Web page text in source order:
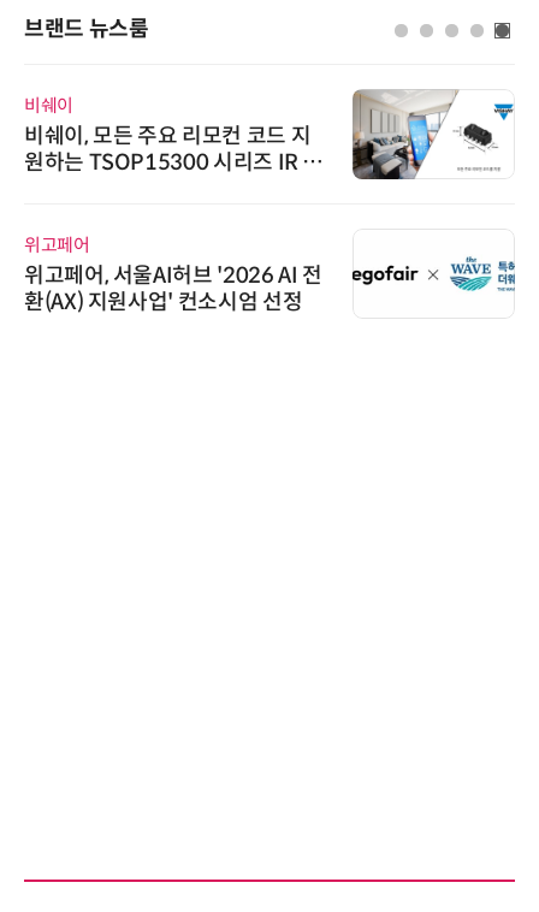
브랜드 뉴스룸
비쉐이
비쉐이, 모든 주요 리모컨 코드 지
원하는 TSOP15300 시리즈 IR 수
위고페어
위고페어, 서울AI허브 '2026 AI 전
환(AX) 지원사업' 컨소시엄 선정